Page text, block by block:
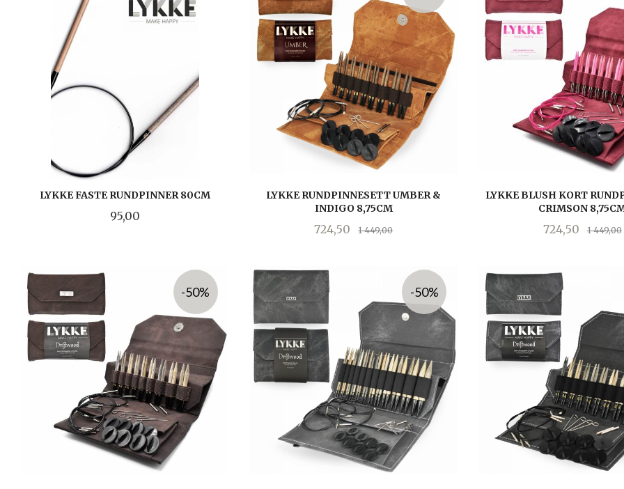
LYKKE FASTE RUNDPINNER 80CM
Pris
95,00
LYKKE RUNDPINNESETT UMBER &
INDIGO 8,75CM
Tilbud
724,50 1 449,00Rabatt
LYKKE BLUSH KORT
CRIMSON
Tilbud
724,50 1 449,00
-50% -50%